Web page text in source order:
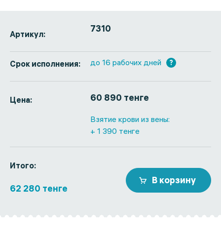
Артикул: 7310
Срок исполнения: до 16 рабочих дней ?
Цена: 60 890 тенге
Взятие крови из вены:
+ 1 390 тенге
Итого:
62 280 тенге
В корзину